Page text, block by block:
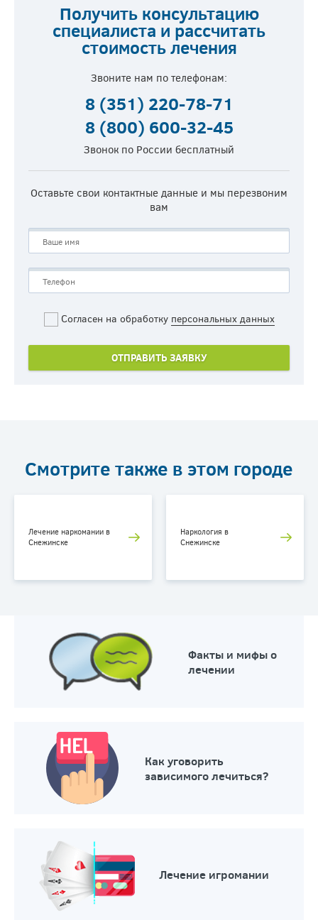
Получить консультацию
специалиста и рассчитать
стоимость лечения
Звоните нам по телефонам:
8 (351) 220-78-71
8 (800) 600-32-45
Звонок по России бесплатный
Оставьте свои контактные данные и мы перезвоним
вам
Согласен на обработку персональных данных
Смотрите также в этом городе
Лечение наркомании в
Снежинске
Наркология в
Снежинске
Факты и мифы о
лечении
Как уговорить
зависимого лечиться?
Лечение игромании